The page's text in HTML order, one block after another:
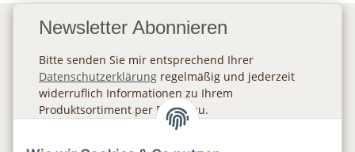
Newsletter Abonnieren
Bitte senden Sie mir entsprechend Ihrer
Datenschutzerklärung regelmäßig und jederzeit
widerruflich Informationen zu Ihrem
Produktsortiment per E-Mail zu.